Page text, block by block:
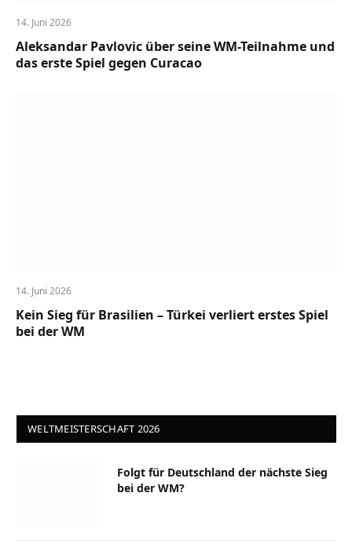
14. Juni 2026
Aleksandar Pavlovic über seine WM-Teilnahme und
das erste Spiel gegen Curacao
14. Juni 2026
Kein Sieg für Brasilien – Türkei verliert erstes Spiel
bei der WM
WELTMEISTERSCHAFT 2026
Folgt für Deutschland der nächste Sieg
bei der WM?